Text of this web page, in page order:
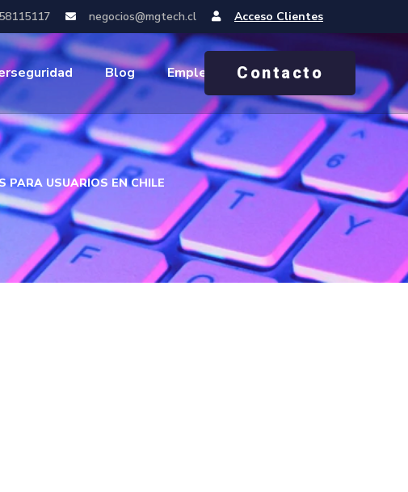
negocios@mgtech.cl Acceso Clientes
Blog Empleos Contacto
PARA USUARIOS EN CHILE